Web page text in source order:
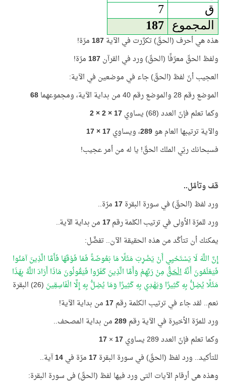
ق
7
المجموع
187
هذه هي أحرف (الحقّ) تكرَّرت في الآية187مرّة!
ولفظ الحقّ معرّفًا (الحقّ) ورد في القرآن187مرّة!
العجيب أنّ لفظ (الحقّ) جاء في موضعين في الآية:
الموضع رقم 28 والموضع رقم 40 من بداية الآية، ومجموعهما
68
وكما تعلم فإنّ العدد (68) يساوي
17 × 2 × 2
والآية ترتيبها العام هو289، ويساوي17 × 17
فسبحانك ربّي الملك الحقّ! يا له من أمر عجيب!
قف وتأمَّل..
ورد لفظ (الحقّ) في سورة البقرة17مرّة..
وردللمرّة الأولى في ترتيب الكلمة رقم17من بداية الآية..
يمكنك أن تتأكّد من هذه الحقيقة الآن.. تفضَّل:
إِنَّ اللَّهَ لَا يَسْتَحْيِي أَنْ يَضْرِبَ مَثَلًا مَا بَعُوضَةً فَمَا فَوْقَهَا فَأَمَّا الَّذِينَ آمَنُوا
فَيَعْلَمُونَ أَنَّهُالْحَقُّ مِنْ رَبِّهِمْ وَأَمَّا الَّذِينَ كَفَرُوا فَيَقُولُونَ مَاذَا أَرَادَ اللَّهُ بِهَذَا
مَثَلًا يُضِلُّ بِهِ كَثِيرًا وَيَهْدِي بِهِ كَثِيرًا وَمَا يُضِلُّ بِهِ إِلَّا الْفَاسِقِينَ (26) البقرة
نعم.. لقد جاء في ترتيب الكلمة رقم17من بداية الآية!
ورد للمرّة الأخيرة في الآية رقم289من بداية المصحف..
وكما تعلم فإنّ العدد 289 يساوي
17
×
17
للتأكيد.. ورد لفظ (الحقّ) في سورة البقرة17مرّة في14آية..
وهذه هي أرقام الآيات التي ورد فيها لفظ (الحقّ) في سورة البقرة: